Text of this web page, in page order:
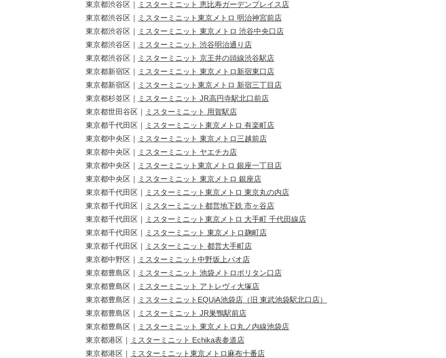
東京都渋谷区｜ ミスターミニット 恵比寿ガーデンプレイス店
東京都渋谷区｜ ミスターミニット東京メトロ 明治神宮前店
東京都渋谷区｜ ミスターミニット 東京メトロ 渋谷中央口店
東京都渋谷区｜ ミスターミニット 渋谷明治通り店
東京都渋谷区｜ ミスターミニット 京王井の頭線渋谷駅店
東京都新宿区｜ ミスターミニット 東京メトロ新宿東口店
東京都新宿区｜ ミスターミニット東京メトロ 新宿三丁目店
東京都杉並区｜ ミスターミニット JR高円寺駅北口前店
東京都世田谷区｜ ミスターミニット 用賀駅店
東京都千代田区｜ ミスターミニット東京メトロ 有楽町店
東京都中央区｜ ミスターミニット 東京メトロ三越前店
東京都中央区｜ ミスターミニット ヤエチカ店
東京都中央区｜ ミスターミニット東京メトロ 銀座一丁目店
東京都中央区｜ ミスターミニット 東京メトロ 銀座店
東京都千代田区｜ ミスターミニット東京メトロ 東京丸の内店
東京都千代田区｜ ミスターミニット都営地下鉄 市ヶ谷店
東京都千代田区｜ ミスターミニット東京メトロ 大手町 千代田線店
東京都千代田区｜ ミスターミニット 東京メトロ麹町店
東京都千代田区｜ ミスターミニット 都営大手町店
東京都中野区｜ ミスターミニット中野坂上パオ店
東京都豊島区｜ ミスターミニット 池袋メトロポリタン口店
東京都豊島区｜ ミスターミニット アトレヴィ大塚店
東京都豊島区｜ ミスターミニットEQUiA池袋店（旧 東武池袋駅北口店）
東京都豊島区｜ ミスターミニット JR巣鴨駅前店
東京都豊島区｜ ミスターミニット 東京メトロ丸ノ内線池袋店
東京都港区｜ ミスターミニット Echika表参道店
東京都港区｜ ミスターミニット東京メトロ麻布十番店